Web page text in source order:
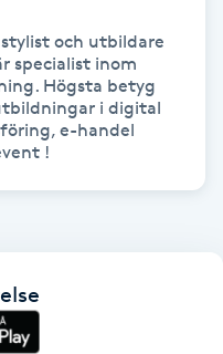
och utbildare
specialist inom
Högsta betyg
i digital
e-handel
!